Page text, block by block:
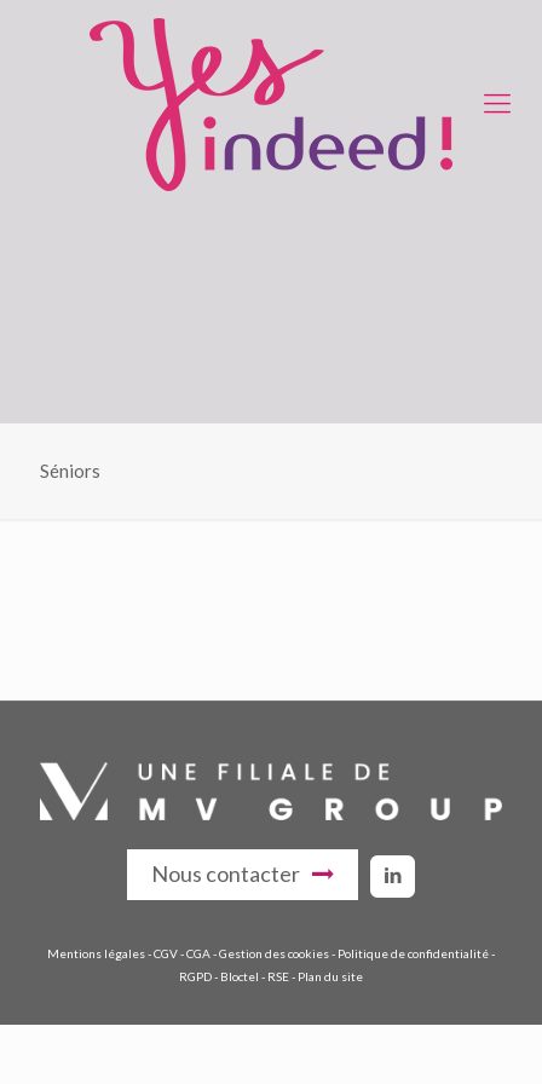
Séniors
Nous contacter
Mentions légales-CGV-CGA-Gestion des cookies- Politique de confidentialité-
RGPD- Bloctel - RSE- Plan du site